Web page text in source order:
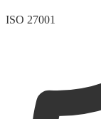
ISO 27001